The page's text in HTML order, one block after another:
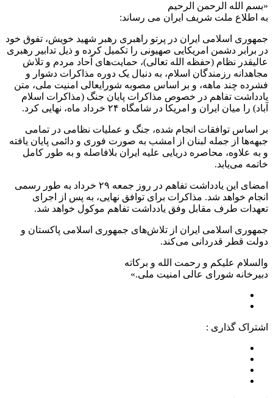
«بسم الله الرحمن الرحیم
به اطلاع ملت شریف ایران می رساند:
جمهوری اسلامی ایران در پرتو راهبری رهبر شهید خویش، تفوق خود
در برابر دشمن امریکایی صهیونی را تکمیل کرده و ذیل تدابیر رهبری
عالیقدر نظام (حفظه الله تعالی)، حمایت‌های آحاد مردم و تلاش
مجاهدانه رزمندگان اسلام، به دنبال یک دوره مذاکرات دشوار و
فشرده چند ماهه، و بر اساس مصوبه شورایعالی امنیت ملی، متن
یادداشت تفاهم در خصوص مذاکرات پایان جنگ (مذاکرات اسلام
آباد) را میان ایران و امریکا در شامگاه ۲۴ خرداد ماه، نهایی کرد.
بر اساس توافقات انجام شده، جنگ و عملیات نظامی در تمامی
جبهه‌ها از جمله لبنان از امشب به صورت فوری و دائمی پایان یافته
و به علاوه، محاصره دریایی علیه ایران بلافاصله و به طور کامل
خاتمه می‌یابد.
امضای این یادداشت تفاهم در روز جمعه ۲۹ خرداد به طور رسمی
انجام خواهد شد. مذاکرات برای توافق نهایی، به پس از اجرای
تعهدات طرف مقابل وفق یادداشت تفاهم موکول خواهد شد.
جمهوری اسلامی ایران از تلاش‌های جمهوری اسلامی پاکستان و
دولت قطر قدردانی می‌کند.
والسلام علیکم و رحمت الله و برکاته
دبیرخانه شورای عالی امنیت ملی.»
اشتراک گذاری :